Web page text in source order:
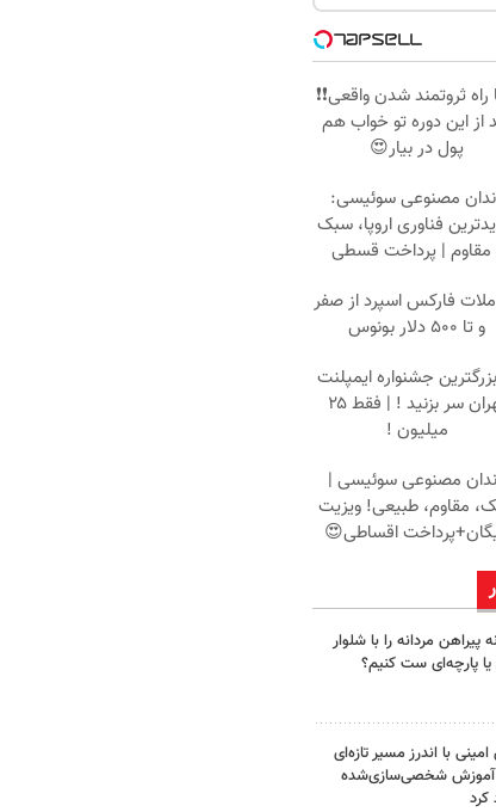
راه ثروتمند شدن واقعی❗❗
از این دوره تو خواب هم
پول در بیار😍
مصنوعی سوئیسی:
فناوری اروپا، سبک
مقاوم | پرداخت قسطی
فارکس اسپرد از صفر
و تا ۵۰۰ دلار بونوس
جشنواره ایمپلنت
تهران سر بزنید ! | فقط ۲۵
میلیون !
مصنوعی سوئیسی |
مقاوم، طبیعی! ویزیت
اقساطی😍
پیراهن مردانه را با شلوار
پارچه‌ای ست کنیم؟
با اندرز مسیر تازه‌ای
آموزش شخصی‌سازی‌شده
کرد